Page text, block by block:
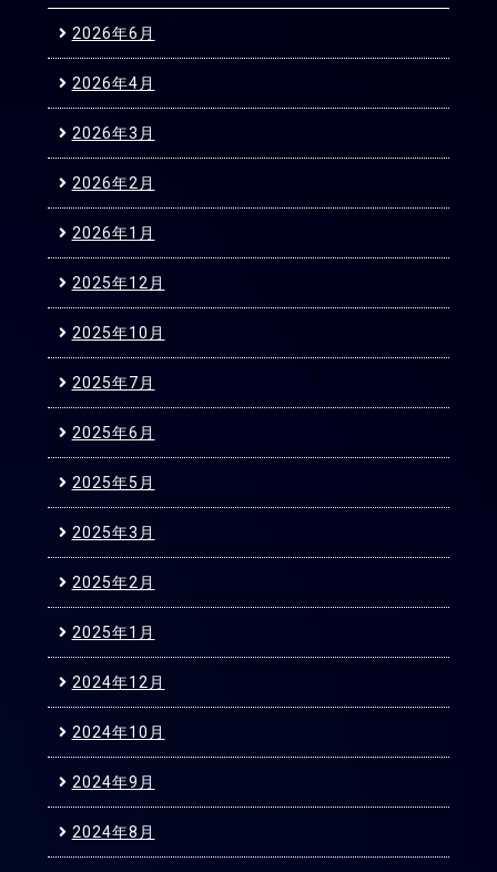
2026年6月
2026年4月
2026年3月
2026年2月
2026年1月
2025年12月
2025年10月
2025年7月
2025年6月
2025年5月
2025年3月
2025年2月
2025年1月
2024年12月
2024年10月
2024年9月
2024年8月